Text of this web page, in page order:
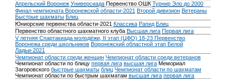
Апрельский Воронеж Универсиада Первенство ОШК Турнир Эло до 2000
Финал чемпионата Воронежской области-2021 Второй дивизион Ветераны
Быстрые шахматы Блиц
Юниорские первенства области-2021 Классика Рапид Блиц
Первенство областного шахматного клуба Высшая лига Первая лига
V летняя Спартакиада молодёжи, II этап (ЦФО) 18-23 Первенство
Воронежа среди школьников Воронежский областной этап Белой
Ладьи-2021
Чемпионат области среди женщин Чемпионат области среди ветеранов
Чемпионат области по блицу первая лига высшая лига Мемориал
Загоровского быстрые шахматы блиц Чемпионат области по шахматам
Чемпионат области по быстрым шахматам высшая лига первая лига